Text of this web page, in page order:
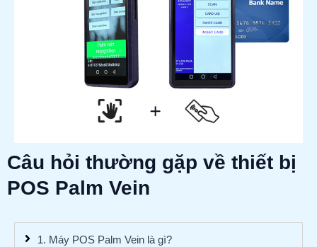
Câu hỏi thường gặp về thiết bị
POS Palm Vein
1. Máy POS Palm Vein là gì?